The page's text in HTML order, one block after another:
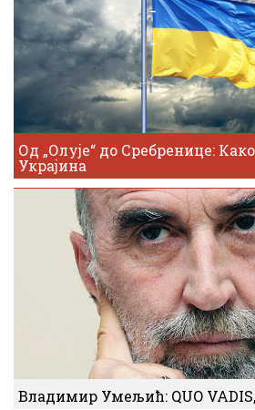
Од „Олује“ до Сребренице:
Украјина
Владимир Умељић: QUO